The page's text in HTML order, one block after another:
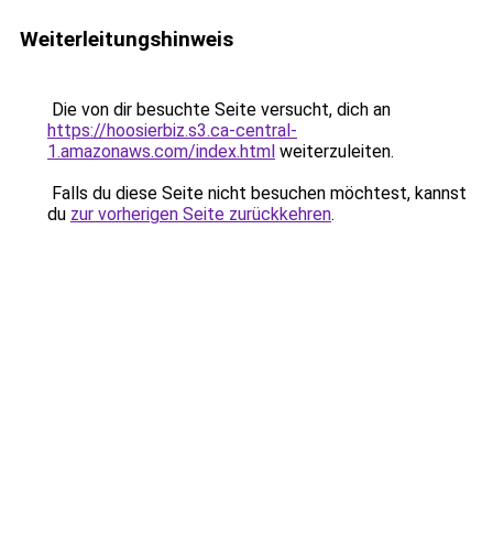
Weiterleitungshinweis
Die von dir besuchte Seite versucht, dich an
https://hoosierbiz.s3.ca-central-
1.amazonaws.com/index.html weiterzuleiten.
Falls du diese Seite nicht besuchen möchtest, kannst
du zur vorherigen Seite zurückkehren.